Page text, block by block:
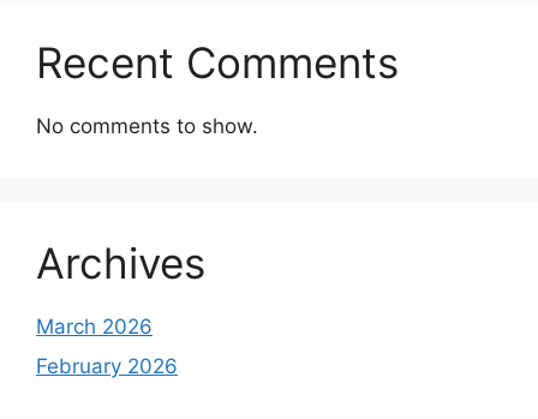
Recent Comments
No comments to show.
Archives
March 2026
February 2026